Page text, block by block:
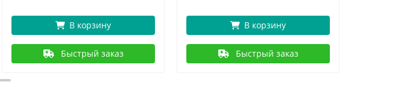
В корзину
Быстрый заказ
В корзину
Быстрый заказ